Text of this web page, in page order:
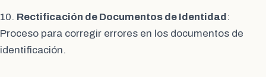
10. Rectificación de Documentos de Identidad :
Proceso para corregir errores en los documentos de
identificación.